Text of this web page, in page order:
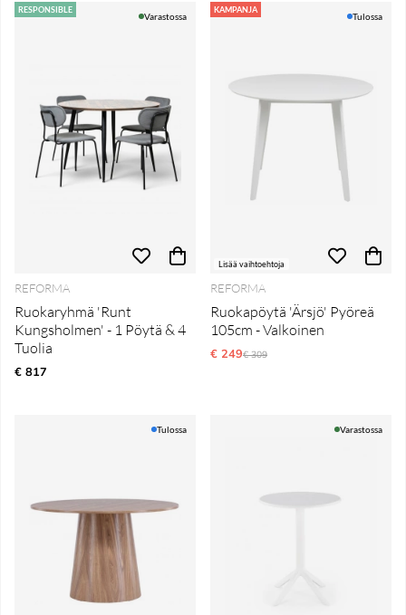
RESPONSIBLE
Varastossa
REFORMA
Ruokaryhmä 'Runt
Kungsholmen' - 1 Pöytä & 4
Tuolia
€ 817
KAMPANJA
Lisää vaihtoehtoja
Tulossa
REFORMA
Ruokapöytä 'Ärsjö' Pyöreä
105cm - Valkoinen
€ 249Normaali hinta
€ 309
Tulossa Varastossa